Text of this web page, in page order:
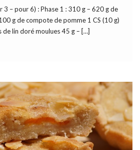
– pour 6) : Phase 1 : 310 g – 620 g de
g de compote de pomme 1 CS (10 g)
de lin doré moulues 45 g – […]